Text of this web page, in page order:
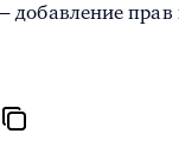
– добавление